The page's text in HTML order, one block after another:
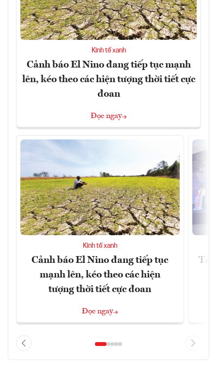
Kinh tế xanh
Cảnh báo El Nino đang tiếp tục mạnh
lên, kéo theo các hiện tượng thời tiết cực
đoan
Đọc ngay
Kinh tế xanh
Cảnh báo El Nino đang tiếp tục
mạnh lên, kéo theo các hiện
tượng thời tiết cực đoan
Đọc ngay